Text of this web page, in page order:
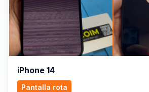
iPhone 14
Pantalla rota